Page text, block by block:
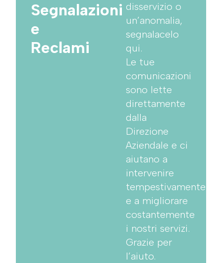
Segnalazioni
e
Reclami
disservizio o
un’anomalia,
segnalacelo
qui.
Le tue
comunicazioni
sono lette
direttamente
dalla
Direzione
Aziendale e ci
aiutano a
intervenire
tempestivamente
e a migliorare
costantemente
i nostri servizi.
Grazie per
l’aiuto.